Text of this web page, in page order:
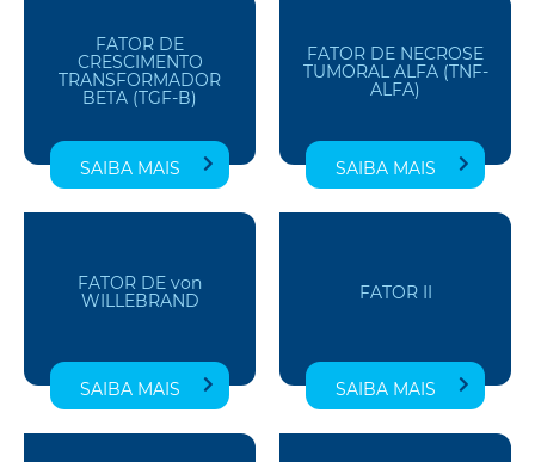
FATOR DE
CRESCIMENTO
TRANSFORMADOR
BETA (TGF-B)
SAIBA MAIS
FATOR DE NECROSE
TUMORAL ALFA (TNF-
ALFA)
SAIBA MAIS
FATOR DE von
WILLEBRAND
SAIBA MAIS
FATOR II
SAIBA MAIS